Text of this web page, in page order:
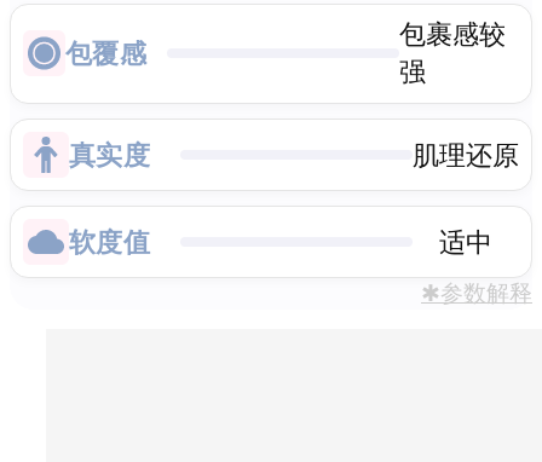
包覆感
包裹感较
强
真实度 肌理还原
软度值 适中
✱参数解释